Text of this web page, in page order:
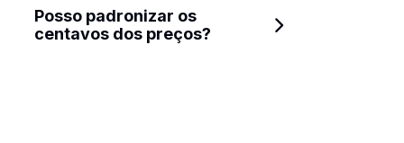
Posso padronizar os
centavos dos preços?